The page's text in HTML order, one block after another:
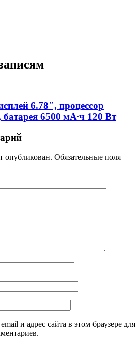
6.78″, процессор
6500 мА∙ч 120 Вт
опубликован. Обязательные поля
и адрес сайта в этом браузере для